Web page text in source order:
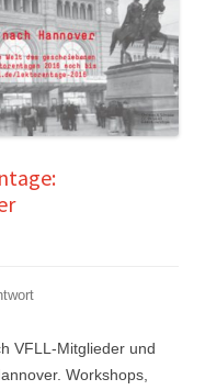
VFLL-Mitglieder und
Workshops,